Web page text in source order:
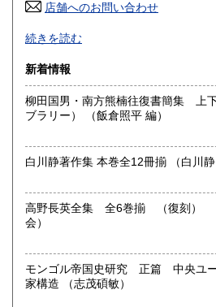
高知県 600円
佐賀県
熊本県 600円 大
宮崎県 600円
沖縄県 600円
店舗へのお問い合わせ
-
沿線名：JR東海道線
最寄駅：茅ヶ崎駅
営業時間：13:00-18:00
定休日：火曜日
-
取り扱い分野
哲学宗教、美術工芸、国語国文、外
続きを読む
新着情報
柳田国男・南方熊楠往復書簡集 上
ブラリー） （飯倉照平 編）
白川静著作集 本巻全12冊揃 （白
高野長英全集 全6巻揃 （復刻） （高野長英全集刊行
会）
モンゴル帝国史研究 正篇 中央ユ
家構造 （志茂碩敏）